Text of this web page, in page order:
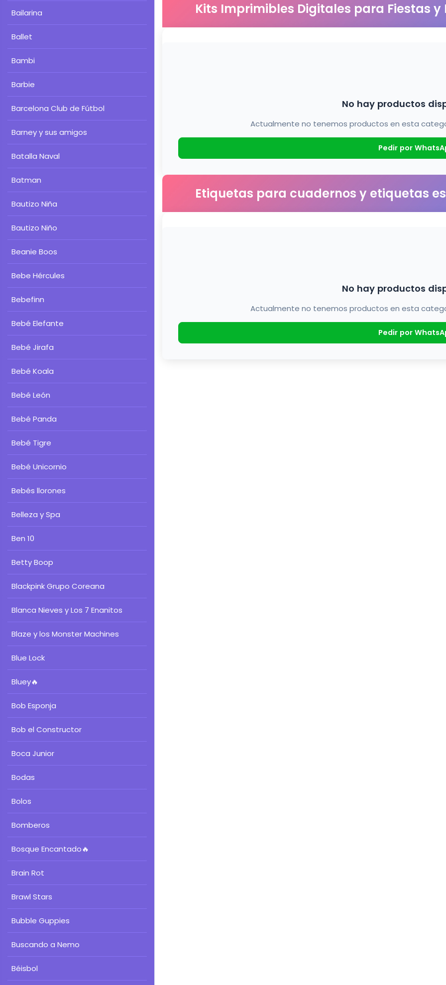
Bailarina
Ballet
Bambi
Barbie
Barcelona Club de Fútbol
Barney y sus amigos
Batalla Naval
Batman
Bautizo Niña
Bautizo Niño
Beanie Boos
Bebe Hércules
Bebefinn
Bebé Elefante
Bebé Jirafa
Bebé Koala
Bebé León
Bebé Panda
Bebé Tigre
Bebé Unicornio
Bebés llorones
Belleza y Spa
Ben 10
Betty Boop
Blackpink Grupo Coreana
Blanca Nieves y Los 7 Enanitos
Blaze y los Monster Machines
Blue Lock
Bluey🔥
Bob Esponja
Bob el Constructor
Boca Junior
Bodas
Bolos
Bomberos
Bosque Encantado🔥
Brain Rot
Brawl Stars
Bubble Guppies
Buscando a Nemo
Béisbol
Kits Imprimibles Digitales para Fiestas y
No hay productos
Actualmente no tenemos productos en esta
Pedir por
Etiquetas para cuadernos y etiquetas
No hay productos
Actualmente no tenemos productos en esta
Pedir por